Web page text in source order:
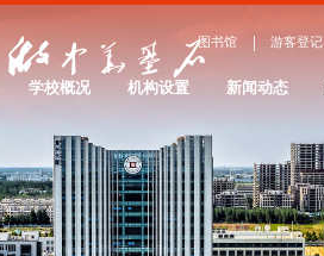
图书馆 游客登记
学校概况
办学理念
院系介绍
大事记
校园景观
机构设置
服务管理
新闻动态